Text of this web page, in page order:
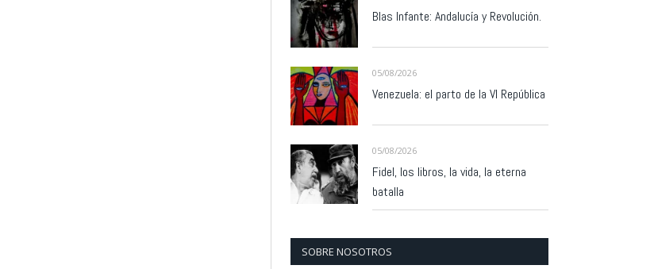
Blas Infante: Andalucía y Revolución.
05/08/2026
Venezuela: el parto de la VI República
05/08/2026
Fidel, los libros, la vida, la eterna
batalla
SOBRE NOSOTROS